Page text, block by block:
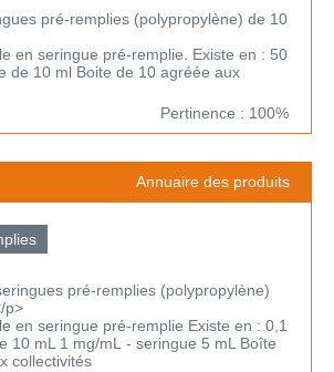
pré-remplies (polypropylène) de 10
en seringue pré-remplie. Existe en : 50
de 10 ml Boite de 10 agréée aux
Pertinence : 100%
Annuaire des produits
pré-remplies (polypropylène)
p>
en seringue pré-remplie Existe en : 0,1
10 mL 1 mg/mL - seringue 5 mL Boîte
collectivités